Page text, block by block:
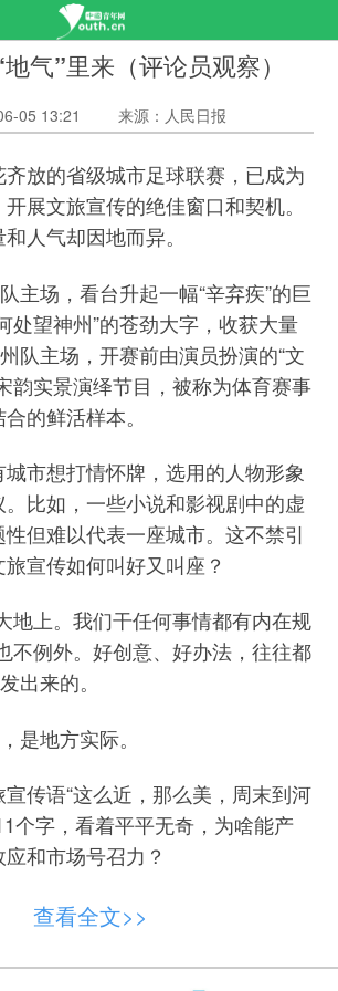
气”里来（评论员观察）
05 13:21 来源：人民日报
放的省级城市足球联赛，已成为
展文旅宣传的绝佳窗口和契机。
人气却因地而异。
场，看台升起一幅“辛弃疾”的巨
处望神州”的苍劲大字，收获大量
队主场，开赛前由演员扮演的“文
韵实景演绎节目，被称为体育赛事
的鲜活样本。
市想打情怀牌，选用的人物形象
比如，一些小说和影视剧中的虚
但难以代表一座城市。这不禁引
宣传如何叫好又叫座？
上。我们干任何事情都有内在规
不例外。好创意、好办法，往往都
出来的。
地方实际。
语“这么近，那么美，周末到河
个字，看着平平无奇，为啥能产
和市场号召力？
群的精准定位，契合了周边地
简单直白、朗朗上口，就容易形
查看全文>>